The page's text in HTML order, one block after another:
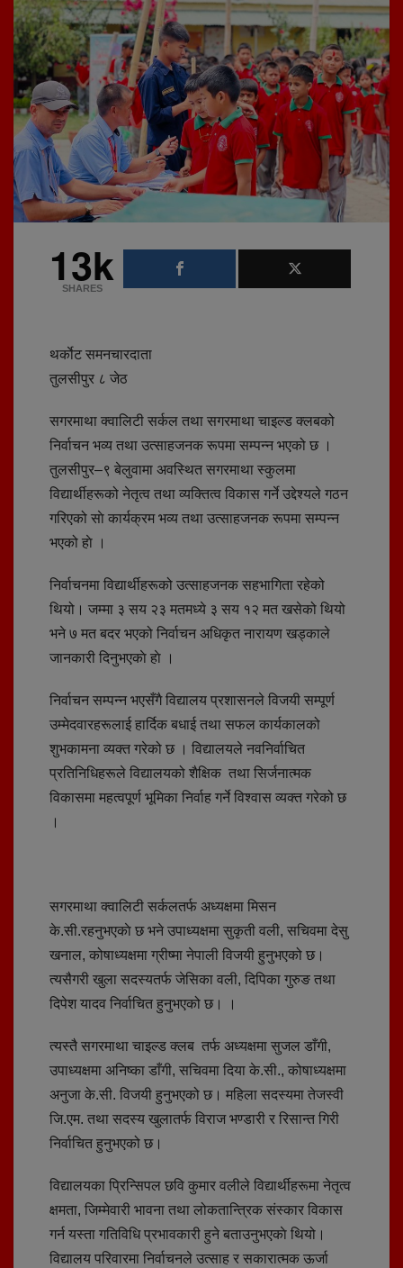
13k
SHARES
थर्काेट समनचारदाता
तुलसीपुर ८ जेठ
सगरमाथा क्वालिटी सर्कल तथा सगरमाथा चाइल्ड क्लबको
निर्वाचन भव्य तथा उत्साहजनक रूपमा सम्पन्न भएको छ ।
तुलसीपुर–९ बेलुवामा अवस्थित सगरमाथा स्कुलमा
विद्यार्थीहरूको नेतृत्व तथा व्यक्तित्व विकास गर्ने उद्देश्यले गठन
गरिएको साे कार्यक्रम भव्य तथा उत्साहजनक रूपमा सम्पन्न
भएको हाे ।
निर्वाचनमा विद्यार्थीहरूको उत्साहजनक सहभागिता रहेको
थियो। जम्मा ३ सय २३ मतमध्ये ३ सय १२ मत खसेको थियो
भने ७ मत बदर भएको निर्वाचन अधिकृत नारायण खड्काले
जानकारी दिनुभएकाे हाे ।
निर्वाचन सम्पन्न भएसँगै विद्यालय प्रशासनले विजयी सम्पूर्ण
उम्मेदवारहरूलाई हार्दिक बधाई तथा सफल कार्यकालको
शुभकामना व्यक्त गरेको छ । विद्यालयले नवनिर्वाचित
प्रतिनिधिहरूले विद्यालयको शैक्षिक तथा सिर्जनात्मक
विकासमा महत्वपूर्ण भूमिका निर्वाह गर्ने विश्वास व्यक्त गरेको छ
।
सगरमाथा क्वालिटी सर्कलतर्फ अध्यक्षमा मिसन
के.सी.रहनुभएकाे छ भने उपाध्यक्षमा सुकृती वली, सचिवमा देसु
खनाल, कोषाध्यक्षमा ग्रीष्मा नेपाली विजयी हुनुभएको छ।
त्यसैगरी खुला सदस्यतर्फ जेसिका वली, दिपिका गुरुङ तथा
दिपेश यादव निर्वाचित हुनुभएको छ। ।
त्यस्तै सगरमाथा चाइल्ड क्लब तर्फ अध्यक्षमा सुजल डाँगी,
उपाध्यक्षमा अनिष्का डाँगी, सचिवमा दिया के.सी., कोषाध्यक्षमा
अनुजा के.सी. विजयी हुनुभएको छ। महिला सदस्यमा तेजस्वी
जि.एम. तथा सदस्य खुलातर्फ विराज भण्डारी र रिसान्त गिरी
निर्वाचित हुनुभएको छ।
विद्यालयका प्रिन्सिपल छवि कुमार वलीले विद्यार्थीहरूमा नेतृत्व
क्षमता, जिम्मेवारी भावना तथा लोकतान्त्रिक संस्कार विकास
गर्न यस्ता गतिविधि प्रभावकारी हुने बताउनुभएकाे थियो।
विद्यालय परिवारमा निर्वाचनले उत्साह र सकारात्मक ऊर्जा